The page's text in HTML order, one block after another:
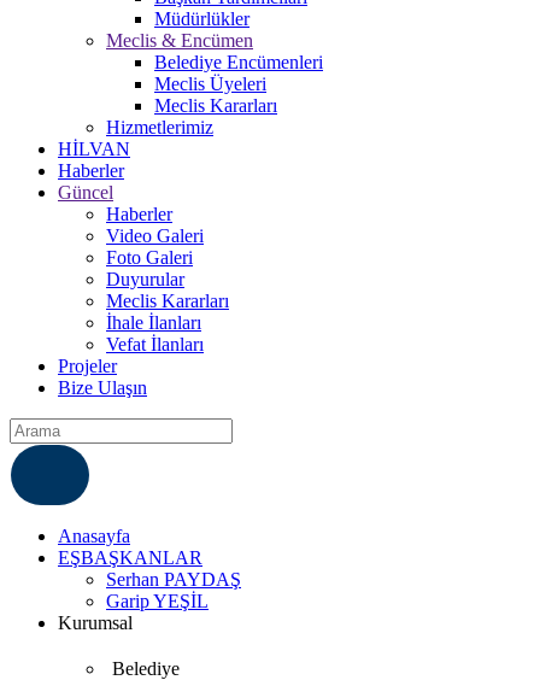
Müdürlükler
Meclis & Encümen
Belediye Encümenleri
Meclis Üyeleri
Meclis Kararları
Hizmetlerimiz
HİLVAN
Haberler
Güncel
Haberler
Video Galeri
Foto Galeri
Duyurular
Meclis Kararları
İhale İlanları
Vefat İlanları
Projeler
Bize Ulaşın
Anasayfa
EŞBAŞKANLAR
Serhan PAYDAŞ
Garip YEŞİL
Kurumsal
Belediye